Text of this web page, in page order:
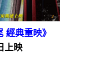
經典重映》
上映